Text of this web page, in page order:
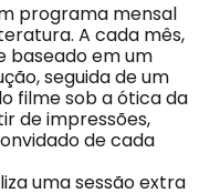
programa mensal
A cada mês,
baseado em um
seguida de um
filme sob a ótica da
de impressões,
de cada
uma sessão extra